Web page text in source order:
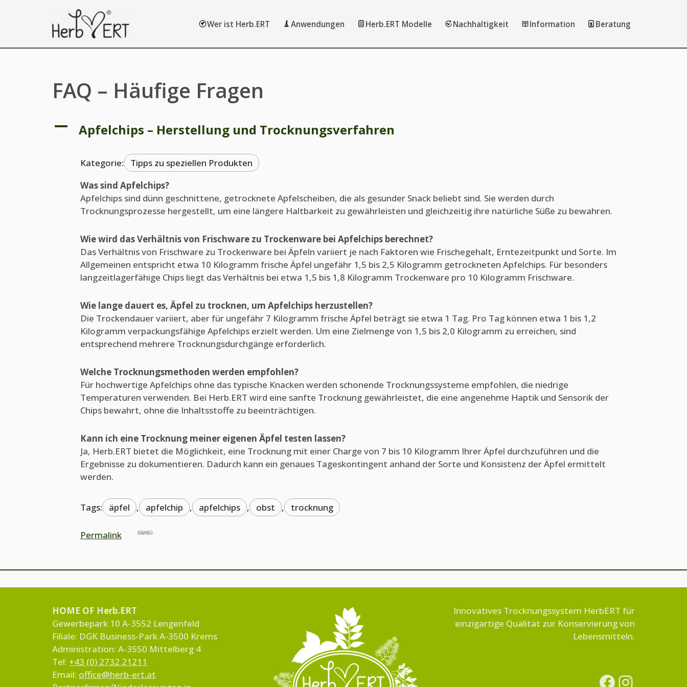
Wer ist Herb.ERT Anwendungen Herb.ERT Modelle Nachhaltigkeit Information Beratung
FAQ – Häufige Fragen
A Apfelchips – Herstellung und Trocknungsverfahren
Kategorie:
Tipps zu speziellen Produkten
Was sind Apfelchips?
Apfelchips sind dünn geschnittene, getrocknete Apfelscheiben, die als gesunder Snack beliebt sind. Sie werden durch
Trocknungsprozesse hergestellt, um eine längere Haltbarkeit zu gewährleisten und gleichzeitig ihre natürliche Süße zu bewahren.
Wie wird das Verhältnis von Frischware zu Trockenware bei Apfelchips berechnet?
Das Verhältnis von Frischware zu Trockenware bei Äpfeln variiert je nach Faktoren wie Frischegehalt, Erntezeitpunkt und Sorte. Im
Allgemeinen entspricht etwa 10 Kilogramm frische Äpfel ungefähr 1,5 bis 2,5 Kilogramm getrockneten Apfelchips. Für besonders
langzeitlagerfähige Chips liegt das Verhältnis bei etwa 1,5 bis 1,8 Kilogramm Trockenware pro 10 Kilogramm Frischware.
Wie lange dauert es, Äpfel zu trocknen, um Apfelchips herzustellen?
Die Trockendauer variiert, aber für ungefähr 7 Kilogramm frische Äpfel beträgt sie etwa 1 Tag. Pro Tag können etwa 1 bis 1,2
Kilogramm verpackungsfähige Apfelchips erzielt werden. Um eine Zielmenge von 1,5 bis 2,0 Kilogramm zu erreichen, sind
entsprechend mehrere Trocknungsdurchgänge erforderlich.
Welche Trocknungsmethoden werden empfohlen?
Für hochwertige Apfelchips ohne das typische Knacken werden schonende Trocknungssysteme empfohlen, die niedrige
Temperaturen verwenden. Bei Herb.ERT wird eine sanfte Trocknung gewährleistet, die eine angenehme Haptik und Sensorik der
Chips bewahrt, ohne die Inhaltsstoffe zu beeinträchtigen.
Kann ich eine Trocknung meiner eigenen Äpfel testen lassen?
Ja, Herb.ERT bietet die Möglichkeit, eine Trocknung mit einer Charge von 7 bis 10 Kilogramm Ihrer Äpfel durchzuführen und die
Ergebnisse zu dokumentieren. Dadurch kann ein genaues Tageskontingent anhand der Sorte und Konsistenz der Äpfel ermittelt
werden.
Tags: äpfel , apfelchip , apfelchips , obst , trocknung
Permalink
HOME OF Herb.ERT
Gewerbepark 10 A-3552 Lengenfeld
Filiale: DGK Business-Park A-3500 Krems
Administration: A-3550 Mittelberg 4
Tel: +43 (0) 2732 21211
Email: office@herb-ert.at
Innovatives Trocknungssystem HerbERT für
einzigartige Qualität zur Konservierung von
Lebensmitteln.